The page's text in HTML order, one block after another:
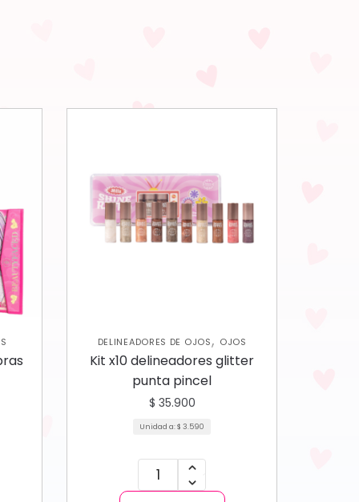
DELINEADORES DE OJOS, OJOS
Kit x10 delineadores glitter
punta pincel
$ 35.900
Unidad a:$ 3.590